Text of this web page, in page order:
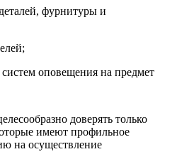
фурнитуры и
оповещения на предмет
доверять только
имеют профильное
на осуществление